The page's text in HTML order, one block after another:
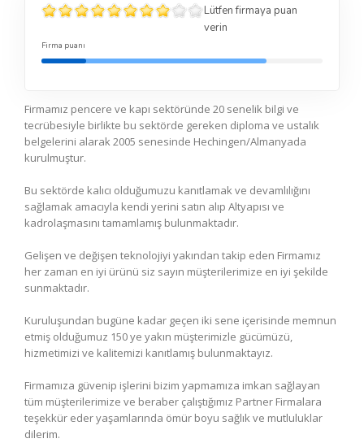
Lütfen firmaya puan
verin
Firma puanı
Firmamız pencere ve kapı sektöründe 20 senelik bilgi ve
tecrübesiyle birlikte bu sektörde gereken diploma ve ustalık
belgelerini alarak 2005 senesinde Hechingen/Almanyada
kurulmuştur.
Bu sektörde kalıcı olduğumuzu kanıtlamak ve devamlılığını
sağlamak amacıyla kendi yerini satın alıp Altyapısı ve
kadrolaşmasını tamamlamış bulunmaktadır.
Gelişen ve değişen teknolojiyi yakından takip eden Firmamız
her zaman en iyi ürünü siz sayın müşterilerimize en iyi şekilde
sunmaktadır.
Kuruluşundan bugüne kadar geçen iki sene içerisinde memnun
etmiş olduğumuz 150 ye yakın müşterimizle gücümüzü,
hizmetimizi ve kalitemizi kanıtlamış bulunmaktayız.
Firmamıza güvenip işlerini bizim yapmamıza imkan sağlayan
tüm müşterilerimize ve beraber çalıştığımız Partner Firmalara
teşekkür eder yaşamlarında ömür boyu sağlık ve mutluluklar
dilerim.